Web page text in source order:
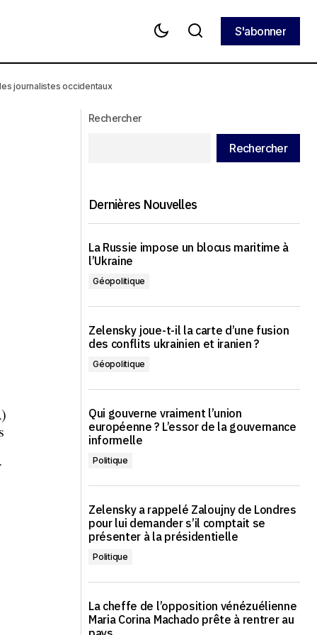
S'abonner
des « héros
au pouvoir
journalistes occidentaux
Rechercher
Rechercher
Dernières Nouvelles
La Russie impose un blocus maritime à
l’Ukraine
Géopolitique
Zelensky joue-t-il la carte d’une fusion
des conflits ukrainien et iranien ?
Géopolitique
Qui gouverne vraiment l’union
européenne ? L’essor de la gouvernance
informelle
Politique
Zelensky a rappelé Zaloujny de Londres
pour lui demander s’il comptait se
présenter à la présidentielle
Politique
La cheffe de l’opposition vénézuélienne
Maria Corina Machado prête à rentrer au